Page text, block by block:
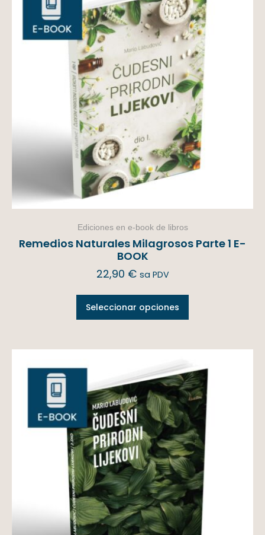
Ediciones en e-book de libros
Remedios Naturales Milagrosos Parte 1 E-
BOOK
22,90 € sa PDV
Seleccionar opciones